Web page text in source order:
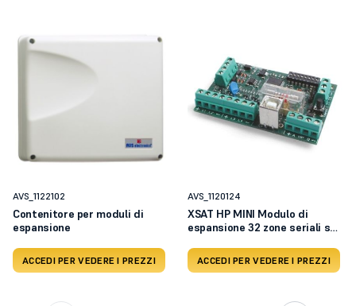
AVS_1122102
Contenitore per moduli di
espansione
ACCEDI PER VEDERE I PREZZI
AVS_1120124
XSAT HP MINI Modulo di
espansione 32 zone seriali su
ACCEDI PER VEDERE I PREZZI